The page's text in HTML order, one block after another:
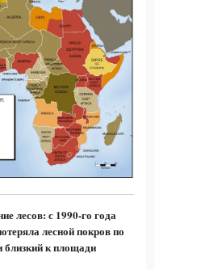
лесов: с 1990-го года
лесной покров по
близкий к площади